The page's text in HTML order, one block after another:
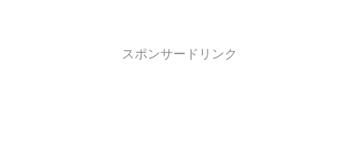
スポンサードリンク